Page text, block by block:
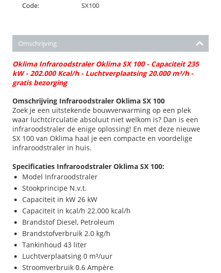
Code: SX100
Omschrijving
Oklima Infraroodstraler Oklima SX 100 - Capaciteit 235
kW - 202.000 Kcal/h - Luchtverplaatsing 20.000 m³/h -
gratis bezorging
Omschrijving Infraroodstraler Oklima SX 100
Zoek je een uitstekende bouwverwarming op een plek
waar luchtcirculatie absoluut niet welkom is? Dan is een
infraroodstraler de enige oplossing! En met deze nieuwe
SX 100 van Oklima haal je een compacte en voordelige
infraroodstraler in huis.
Specificaties Infraroodstraler Oklima SX 100:
Model Infraroodstraler
Stookprincipe N.v.t.
Capaciteit in kW 26 kW
Capaciteit in kcal/h 22.000 kcal/h
Brandstof Diesel, Petroleum
Brandstofverbruik 2.0 kg/h
Tankinhoud 43 liter
Luchtverplaatsing 0 m³/uur
Stroomverbruik 0.6 Ampère